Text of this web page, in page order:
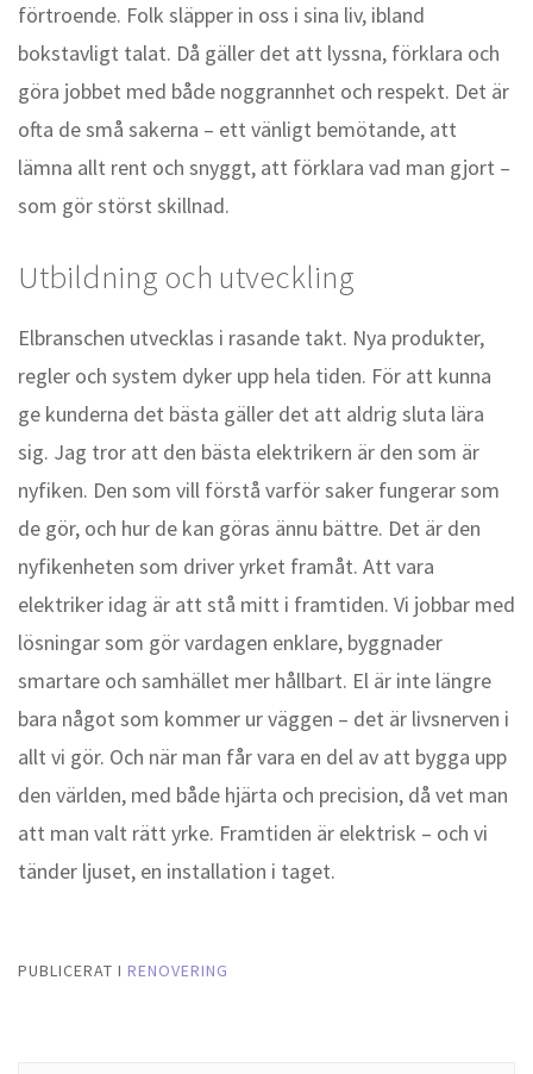
förtroende. Folk släpper in oss i sina liv, ibland
bokstavligt talat. Då gäller det att lyssna, förklara och
göra jobbet med både noggrannhet och respekt. Det är
ofta de små sakerna – ett vänligt bemötande, att
lämna allt rent och snyggt, att förklara vad man gjort –
som gör störst skillnad.
Utbildning och utveckling
Elbranschen utvecklas i rasande takt. Nya produkter,
regler och system dyker upp hela tiden. För att kunna
ge kunderna det bästa gäller det att aldrig sluta lära
sig. Jag tror att den bästa elektrikern är den som är
nyfiken. Den som vill förstå varför saker fungerar som
de gör, och hur de kan göras ännu bättre. Det är den
nyfikenheten som driver yrket framåt. Att vara
elektriker idag är att stå mitt i framtiden. Vi jobbar med
lösningar som gör vardagen enklare, byggnader
smartare och samhället mer hållbart. El är inte längre
bara något som kommer ur väggen – det är livsnerven i
allt vi gör. Och när man får vara en del av att bygga upp
den världen, med både hjärta och precision, då vet man
att man valt rätt yrke. Framtiden är elektrisk – och vi
tänder ljuset, en installation i taget.
PUBLICERAT I RENOVERING